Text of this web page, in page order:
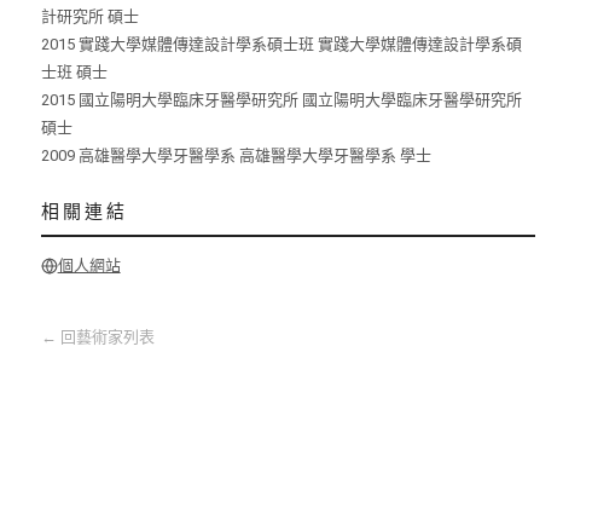
計研究所 碩士
2015 實踐大學媒體傳達設計學系碩士班 實踐大學媒體傳達設計學系碩
士班 碩士
2015 國立陽明大學臨床牙醫學研究所 國立陽明大學臨床牙醫學研究所
碩士
2009 高雄醫學大學牙醫學系 高雄醫學大學牙醫學系 學士
相關連結
個人網站
← 回藝術家列表